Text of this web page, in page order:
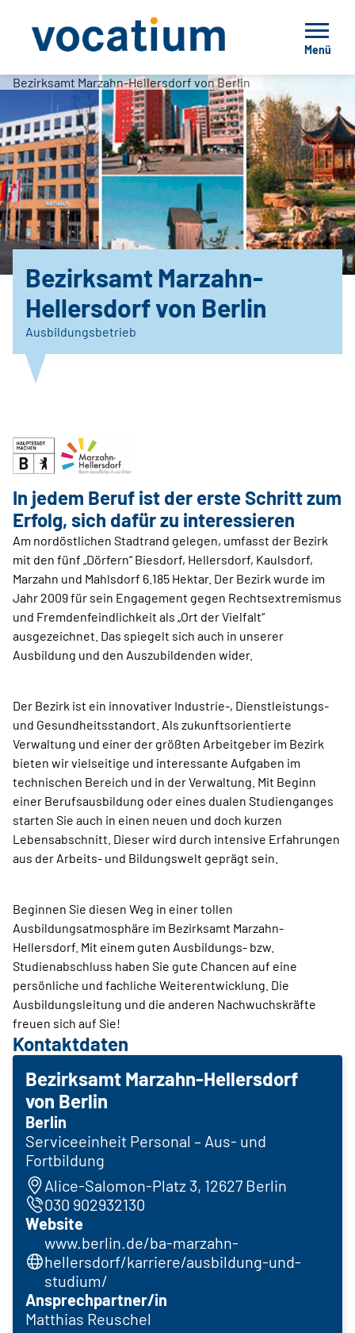
Menü
Bezirksamt Marzahn-Hellersdorf von Berlin
Bezirksamt Marzahn-
Hellersdorf von Berlin
Ausbildungsbetrieb
In jedem Beruf ist der erste Schritt zum
Erfolg, sich dafür zu interessieren
Am nordöstlichen Stadtrand gelegen, umfasst der Bezirk
mit den fünf „Dörfern“ Biesdorf, Hellersdorf, Kaulsdorf,
Marzahn und Mahlsdorf 6.185 Hektar. Der Bezirk wurde im
Jahr 2009 für sein Engagement gegen Rechtsextremismus
und Fremdenfeindlichkeit als „Ort der Vielfalt“
ausgezeichnet. Das spiegelt sich auch in unserer
Ausbildung und den Auszubildenden wider.
Der Bezirk ist ein innovativer Industrie-, Dienstleistungs-
und Gesundheitsstandort. Als zukunftsorientierte
Verwaltung und einer der größten Arbeitgeber im Bezirk
bieten wir vielseitige und interessante Aufgaben im
technischen Bereich und in der Verwaltung. Mit Beginn
einer Berufsausbildung oder eines dualen Studienganges
starten Sie auch in einen neuen und doch kurzen
Lebensabschnitt. Dieser wird durch intensive Erfahrungen
aus der Arbeits- und Bildungswelt geprägt sein.
Beginnen Sie diesen Weg in einer tollen
Ausbildungsatmosphäre im Bezirksamt Marzahn-
Hellersdorf. Mit einem guten Ausbildungs- bzw.
Studienabschluss haben Sie gute Chancen auf eine
persönliche und fachliche Weiterentwicklung. Die
Ausbildungsleitung und die anderen Nachwuchskräfte
freuen sich auf Sie!
Kontaktdaten
Bezirksamt Marzahn-Hellersdorf
von Berlin
Berlin
Serviceeinheit Personal – Aus- und
Fortbildung
Alice-Salomon-Platz 3, 12627 Berlin
030 902932130
Website
www.berlin.de/ba-marzahn-
hellersdorf/karriere/ausbildung-und-
studium/
Ansprechpartner/in
Matthias Reuschel